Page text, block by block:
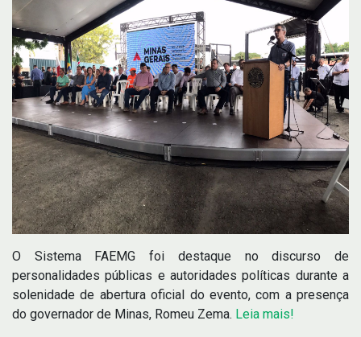
O Sistema FAEMG foi destaque no discurso de
personalidades públicas e autoridades políticas durante a
solenidade de abertura oficial do evento, com a presença
do governador de Minas, Romeu Zema. Leia mais!